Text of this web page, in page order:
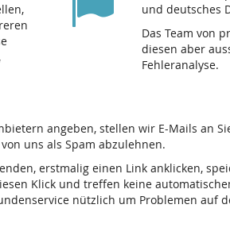
und deutsches
Das Team von
diesen aber
Fehleranalyse.
angeben, stellen wir E-Mails an
uns als Spam abzulehnen.
erstmalig einen Link anklicken,
Klick und treffen keine
nützlich um Problemen auf